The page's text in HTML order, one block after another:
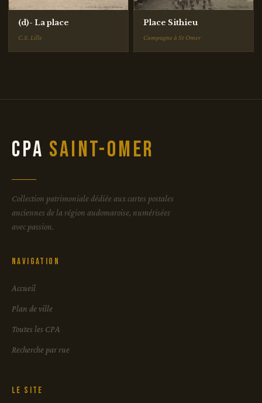
(d)- La place
C.S. Lille
Place Sithieu
Campagne à St Omer
CPA Saint-Omer
Collection patrimoniale dédiée aux cartes postales
anciennes de la région audomaroise, numérisées
avec passion.
Navigation
Accueil
Plan de ville
Toutes les CPA
Recherche par rue
Le site